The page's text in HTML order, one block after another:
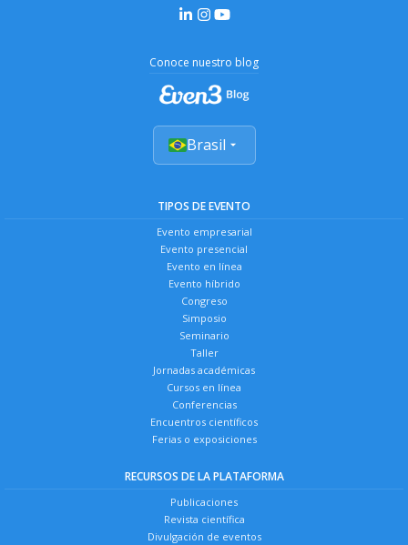
Conoce nuestro blog
Brasil
TIPOS DE EVENTO
Evento empresarial
Evento presencial
Evento en línea
Evento híbrido
Congreso
Simposio
Seminario
Taller
Jornadas académicas
Cursos en línea
Conferencias
Encuentros científicos
Ferias o exposiciones
RECURSOS DE LA PLATAFORMA
Publicaciones
Revista científica
Divulgación de eventos